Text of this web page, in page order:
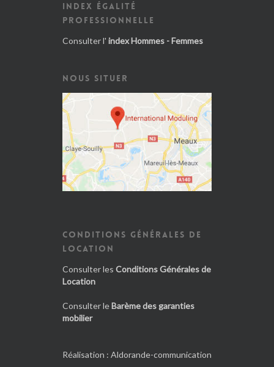
INDEX ÉGALITÉ
PROFESSIONNELLE
Consulter l' index Hommes - Femmes
NOUS SITUER
CONDITIONS GÉNÉRALES DE
LOCATION
Consulter les Conditions Générales de
Location
Consulter le Barème des garanties
mobilier
Réalisation : Aldorande-communication